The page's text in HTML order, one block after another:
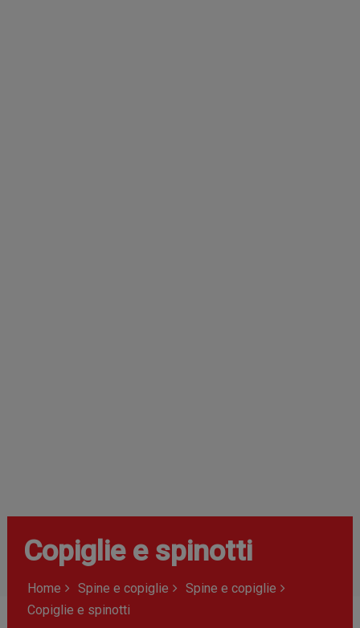
Copiglie e spinotti
Home Spine e copiglie
Spine e copiglie
Copiglie e spinotti